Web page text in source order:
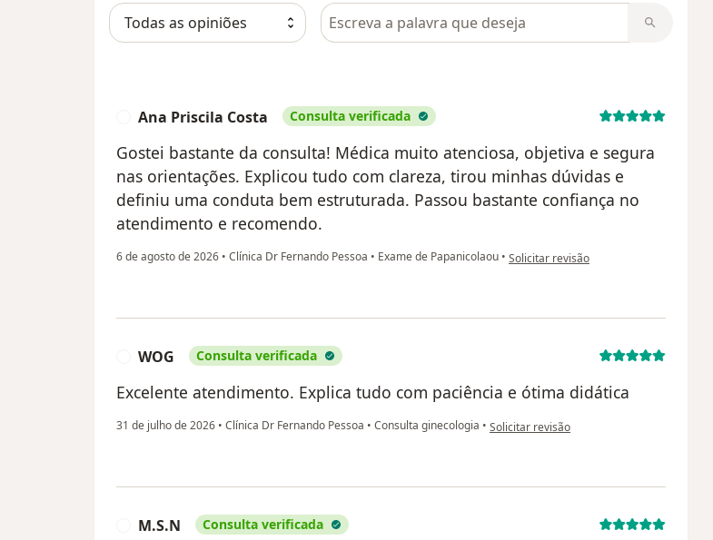
Pesquisar em opiniões
Ana Priscila Costa Consulta verificada
Gostei bastante da consulta! Médica muito atenciosa, objetiva e segura
nas orientações. Explicou tudo com clareza, tirou minhas dúvidas e
definiu uma conduta bem estruturada. Passou bastante confiança no
atendimento e recomendo.
6 de agosto de 2026 • Clínica Dr Fernando Pessoa • Exame de Papanicolaou • na opinião do utilizador Ana Priscila Costa
Solicitar revisão
WOG Consulta verificada
Excelente atendimento. Explica tudo com paciência e ótima didática
31 de julho de 2026 • Clínica Dr Fernando Pessoa • Consulta ginecologia • na opinião do utilizador WOG
Solicitar revisão
M.S.N Consulta verificada